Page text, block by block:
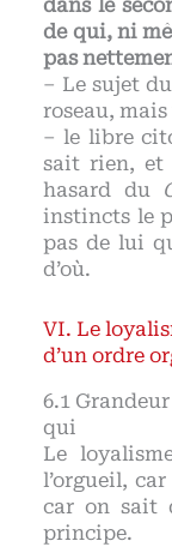
dans le
de qui, ni
pas
– Le sujet
roseau,
– le libre
sait rien, et
hasard du
instincts le
pas de lui
d’où.
Le
d’un ordre
qui
Le
l’orgueil,
car on sait
principe.